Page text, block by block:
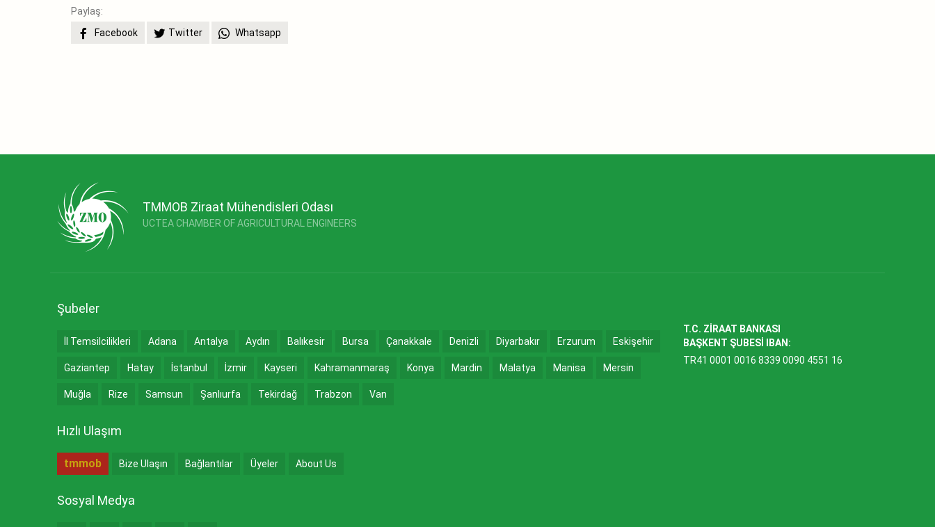
Paylaş:
Facebook
Twitter Whatsapp
TMMOB Ziraat Mühendisleri Odası
UCTEA CHAMBER OF AGRICULTURAL ENGINEERS
Şubeler
İl Temsilcilikleri Adana Antalya Aydın Balıkesir Bursa Çanakkale Denizli Diyarbakır Erzurum Eskişehir
Gaziantep Hatay İstanbul İzmir Kayseri Kahramanmaraş Konya Mardin Malatya Manisa Mersin
Muğla Rize Samsun Şanlıurfa Tekirdağ Trabzon Van
Hızlı Ulaşım
tmmob Bize Ulaşın Bağlantılar Üyeler About Us
Sosyal Medya
T.C. ZİRAAT BANKASI
BAŞKENT ŞUBESİ IBAN:
TR41 0001 0016 8339 0090 4551 16